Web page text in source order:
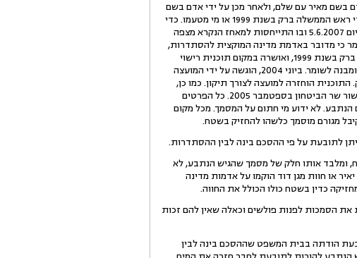
מכך שהחל משנת 1998 הוחזקה החווה על ידי אדם בשם מאיר עם שלם, ולאחר מכן על ידי אדם בשם
ישראל דנציגר, ולאחר מכן על ידי הנתבע. הנתבע טען כי למחזיקים אלה ניתנה רשות להחזיק בחווה על ידי ראש הממשלה ברק בשנת 1999 או מי מטעמו. כדי
לחזק טענה זו ולתמוך בה, הגיש הנתבע מסמך שסומן נ/1. מדובר במסמך שנערך על ידי המנהל האזרחי ביום 5.6.2007 ובו התייחסות למאחז הנקרא מצפה
כי מדובר באדמת מדינה המוקצית להסתדרות,
וכי המאחז חורג לתוך קרקע פרטית. עוד נאמר כי במסגרת תכנון, היה "הסכם מאחזים" של ראש הממשלה ברק בשנת 1999, ואושרה במקום תוכנית רישוי
לחוות מרעה הנקראת חוות מגן דוד ונמצאת בבעלות הנתבע. על פי התכנון ניתן להציב שני מבנים יבילים ומבנה לשומר. ביוני 2004, הוגשה על ידי המועצה
3 שמייעדת את שטח המאחז (198 דונם) למגורים ומשק. התוכנית הוחזרה למועצה לצורך תיקון. כמו כן,
התוכנית חרגה לתוך שטח אש. באוקטובר 2004, התקבלה במנהל האזרחי תוכנית מתוקנת, שהועבר לאישור שר הביטחון בספטמבר 2005. כל הפרטים
לא ידוע מי חתום על המסמך. מכל מקום
מגורם מוסמך כלשהו להחזיק בשטח.
ומלבד אותו חלק של מסמך שהגיש הנתבע, לא
או חוות מגן דוד הוקמו על אדמות מדינה
כדין בשטח כולו הכולל את החווה.
את הסמכות לפנות פולשים וכאלה שאין להם זכות
הודתה בבית המשפט שההסכם בינה לבין